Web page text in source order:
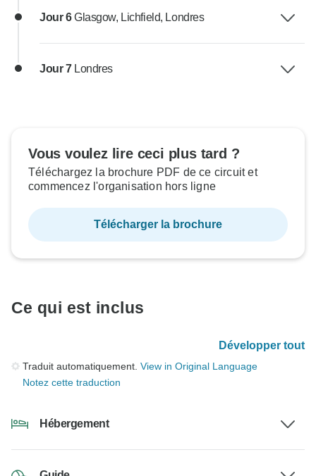
Jour 6Glasgow, Lichfield, Londres
Jour 7 Londres
Vous voulez lire ceci plus tard ?
Téléchargez la brochure PDF de ce circuit et
commencez l'organisation hors ligne
Télécharger la brochure
Ce qui est inclus
Développer tout
Traduit automatiquement. View in Original Language
Notez cette traduction
Hébergement